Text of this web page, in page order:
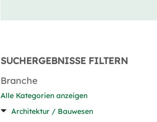
SUCHERGEBNISSE FILTERN
Branche
Alle Kategorien anzeigen
Architektur / Bauwesen